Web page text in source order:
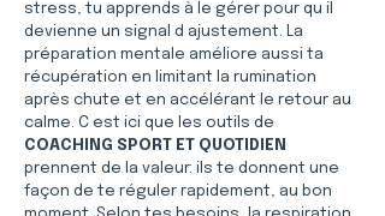
stress, tu apprends à le gérer pour qu il
devienne un signal d ajustement. La
préparation mentale améliore aussi ta
récupération en limitant la rumination
après chute et en accélérant le retour au
calme. C est ici que les outils de
COACHING SPORT ET QUOTIDIEN
prennent de la valeur: ils te donnent une
façon de te réguler rapidement, au bon